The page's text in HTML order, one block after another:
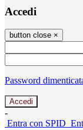
Accedi
button close ×
Password
-
Entra con SPID